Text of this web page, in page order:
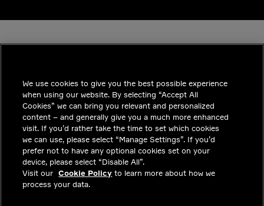
INDUSTRIES
INSIGHTS
MEGOLDÁSOK
KARRIER
BEFEKTETŐK
We use cookies to give you the best possible experience
when using our website. By selecting “Accept All
Cookies” we can bring you relevant and personalized
content – and generally give you a much more enhanced
visit. If you’d rather take the time to set which cookies
we can use, please select “Manage Settings”. If you’d
prefer not to have any optional cookies set on your
device, please select “Disable All”.
Visit our Cookie Policy to learn more about how we
process your data.